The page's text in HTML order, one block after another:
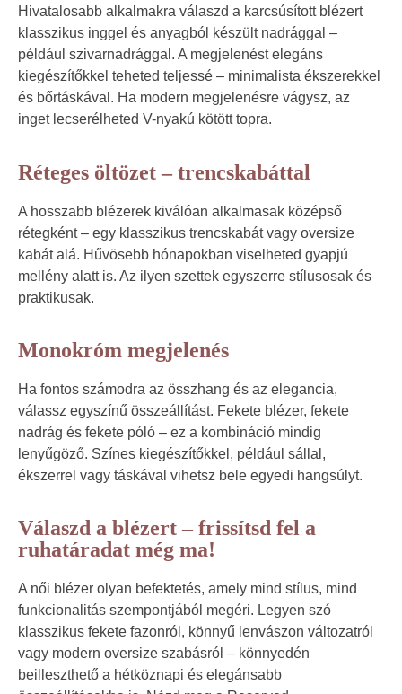
Hivatalosabb alkalmakra válaszd a karcsúsított blézert
klasszikus inggel és anyagból készült nadrággal –
például szivarnadrággal. A megjelenést elegáns
kiegészítőkkel teheted teljessé – minimalista ékszerekkel
és bőrtáskával. Ha modern megjelenésre vágysz, az
inget lecserélheted V-nyakú kötött topra.
Réteges öltözet – trencskabáttal
A hosszabb blézerek kiválóan alkalmasak középső
rétegként – egy klasszikus trencskabát vagy oversize
kabát alá. Hűvösebb hónapokban viselheted gyapjú
mellény alatt is. Az ilyen szettek egyszerre stílusosak és
praktikusak.
Monokróm megjelenés
Ha fontos számodra az összhang és az elegancia,
válassz egyszínű összeállítást. Fekete blézer, fekete
nadrág és fekete póló – ez a kombináció mindig
lenyűgöző. Színes kiegészítőkkel, például sállal,
ékszerrel vagy táskával vihetsz bele egyedi hangsúlyt.
Válaszd a blézert – frissítsd fel a
ruhatáradat még ma!
A női blézer olyan befektetés, amely mind stílus, mind
funkcionalitás szempontjából megéri. Legyen szó
klasszikus fekete fazonról, könnyű lenvászon változatról
vagy modern oversize szabásról – könnyedén
beilleszthető a hétköznapi és elegánsabb